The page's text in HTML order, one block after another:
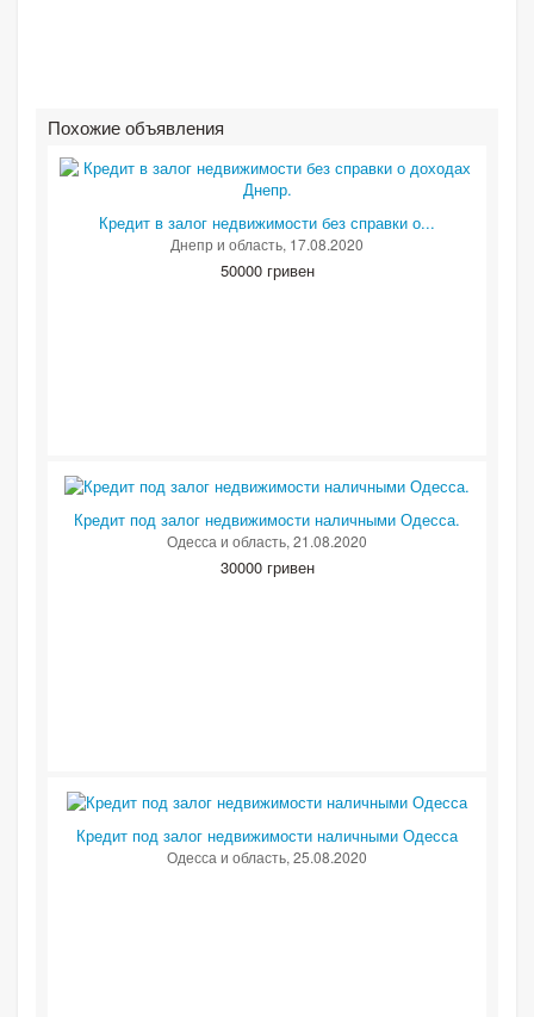
Похожие объявления
Кредит в залог недвижимости без справки о...
Днепр и область, 17.08.2020
50000 гривен
Кредит под залог недвижимости наличными Одесса.
Одесса и область, 21.08.2020
30000 гривен
Кредит под залог недвижимости наличными Одесса
Одесса и область, 25.08.2020